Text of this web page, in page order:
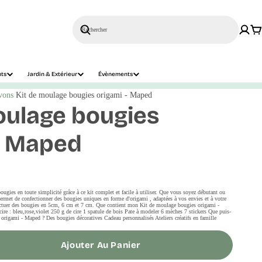
Jardin & Extérieur Évènements
Rechercher
Kit de moulage bougies origami - Maped
bougies
en toute simplicité grâce à ce kit complet et facile à utiliser. Que vous soyez débutant ou
de confectionner des bougies uniques en forme d'origami , adaptées à vos envies et à votre
des bougies en 5cm, 6 cm et 7 cm. Que contient mon Kit de moulage bougies origami -
: bleu,rose,violet 250 g de cire 1 spatule de bois Pate à modeler 6 mèches 7 stickers Que puis-
- Maped ? Des bougies décoratives Cadeau personnalisés Ateliers créatifs en famille
Ajouter Au Panier